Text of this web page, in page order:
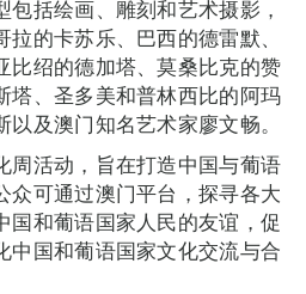
括绘画、雕刻和艺术摄影，
的卡苏乐、巴西的德雷默、
比绍的德加塔、莫桑比克的赞
塔、圣多美和普林西比的阿玛
及澳门知名艺术家廖文畅。
活动，旨在打造中国与葡语
众可通过澳门平台，探寻各大
国和葡语国家人民的友谊，促
中国和葡语国家文化交流与合